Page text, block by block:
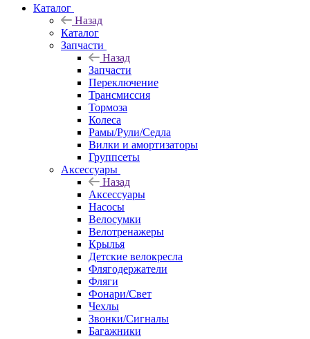
Каталог
Назад
Каталог
Запчасти
Назад
Запчасти
Переключение
Трансмиссия
Тормоза
Колеса
Рамы/Рули/Седла
Вилки и амортизаторы
Группсеты
Аксессуары
Назад
Аксессуары
Насосы
Велосумки
Велотренажеры
Крылья
Детские велокресла
Флягодержатели
Фляги
Фонари/Свет
Чехлы
Звонки/Сигналы
Багажники